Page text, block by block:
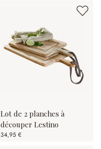
Lot de 2 planches à
découper Lestino
34,95 €